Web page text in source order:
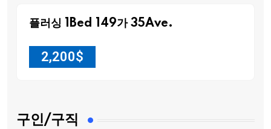
플러싱 1Bed 149가 35Ave.
2,200$
구인/구직